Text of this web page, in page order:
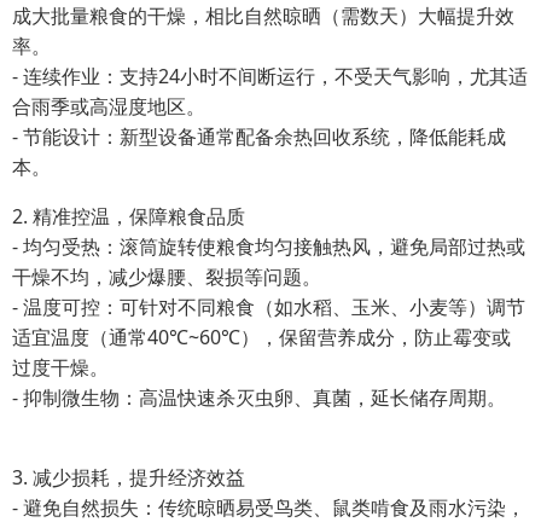
成大批量粮食的干燥，相比自然晾晒（需数天）大幅提升效
率。
- 连续作业：支持24小时不间断运行，不受天气影响，尤其适
合雨季或高湿度地区。
- 节能设计：新型设备通常配备余热回收系统，降低能耗成
本。
2. 精准控温，保障粮食品质
- 均匀受热：滚筒旋转使粮食均匀接触热风，避免局部过热或
干燥不均，减少爆腰、裂损等问题。
- 温度可控：可针对不同粮食（如水稻、玉米、小麦等）调节
适宜温度（通常40℃~60℃），保留营养成分，防止霉变或
过度干燥。
- 抑制微生物：高温快速杀灭虫卵、真菌，延长储存周期。
3. 减少损耗，提升经济效益
- 避免自然损失：传统晾晒易受鸟类、鼠类啃食及雨水污染，